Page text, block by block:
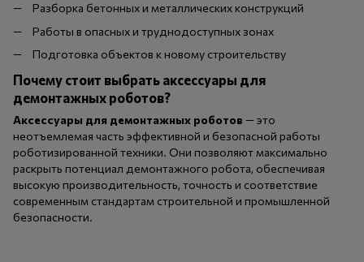
Разборка бетонных и металлических конструкций
Работы в опасных и труднодоступных зонах
Подготовка объектов к новому строительству
Почему стоит выбрать аксессуары для
демонтажных роботов?
Аксессуары для демонтажных роботов — это
неотъемлемая часть эффективной и безопасной работы
роботизированной техники. Они позволяют максимально
раскрыть потенциал демонтажного робота, обеспечивая
высокую производительность, точность и соответствие
современным стандартам строительной и промышленной
безопасности.